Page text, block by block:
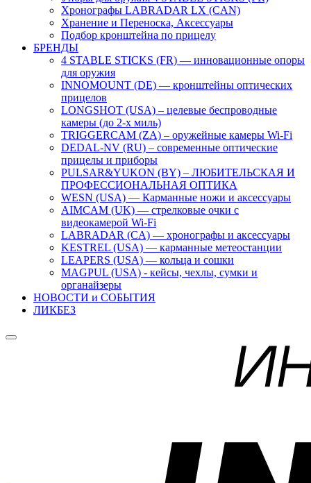
Хронографы LABRADAR LX (CAN)
Хранение и Переноска, Аксессуары
Подбор кронштейна по прицелу
БРЕНДЫ
4 STABLE STICKS (FR) — инновационные опоры
для оружия
INNOMOUNT (DE) — кронштейны оптических
прицелов
LONGSHOT (USA) – целевые беспроводные
камеры (до 2-х миль)
TRIGGERCAM (ZA) – оружейные камеры Wi-Fi
DEDAL-NV (RU) – современные оптические
прицелы и приборы
PULSAR&YUKON (BY) – ЛЮБИТЕЛЬСКАЯ И
ПРОФЕССИОНАЛЬНАЯ ОПТИКА
WESN (USA) — Карманные ножи и аксессуары
AIMCAM (UK) — стрелковые очки с
видеокамерой Wi-Fi
LABRADAR (CA) — хронографы и аксессуары
KESTREL (USA) — карманные метеостанции
LEAPERS (USA) — кольца и сошки
MAGPUL (USA) - кейсы, чехлы, сумки и
органайзеры
НОВОСТИ и СОБЫТИЯ
ЛИКБЕЗ